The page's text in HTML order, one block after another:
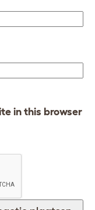
in this browser